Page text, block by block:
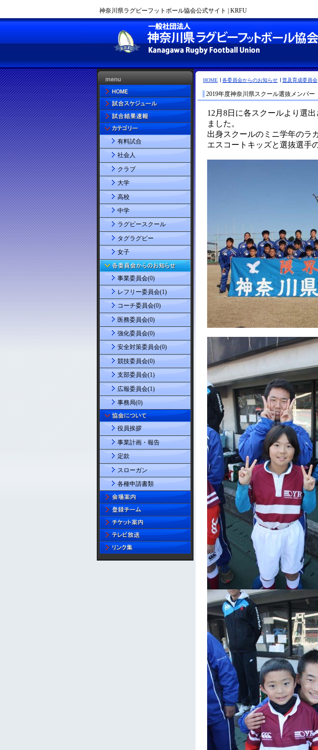
神奈川県ラグビーフットボール協会公式サイト | KRFU
HOME 各委員会からのお知らせ 普及育成委員会
2019年度神奈川県スクール選抜メンバー
有料試合
社会人
クラブ
大学
高校
中学
ラグビースクール
タグラグビー
女子
事業委員会(0)
レフリー委員会(1)
コーチ委員会(0)
医務委員会(0)
強化委員会(0)
安全対策委員会(0)
競技委員会(0)
支部委員会(1)
広報委員会(1)
事務局(0)
役員挨拶
事業計画・報告
定款
スローガン
各種申請書類